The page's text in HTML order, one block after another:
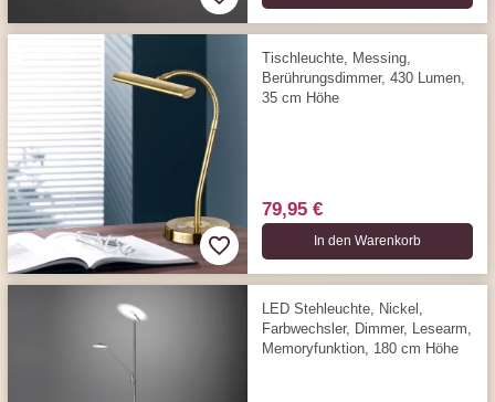
Tischleuchte, Messing,
Berührungs­­­dimmer, 430 Lumen,
35 cm Höhe
79,95 €
In den Warenkorb
LED Stehleuchte, Nickel,
Farbwechsler, Dimmer, Lesearm,
Memoryfunktion, 180 cm Höhe